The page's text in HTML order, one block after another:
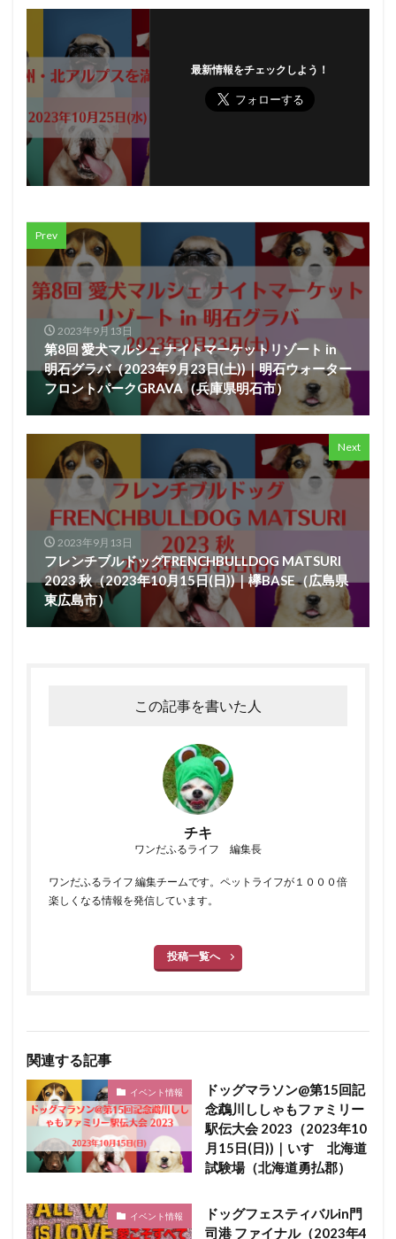
最新情報をチェックしよう！
Prev
2023年9月13日
第8回 愛犬マルシェ ナイトマーケットリゾート in
明石グラバ（2023年9月23日(土))｜明石ウォーター
フロントパークGRAVA（兵庫県明石市）
Next
2023年9月13日
フレンチブルドッグFRENCHBULLDOG MATSURI
2023 秋（2023年10月15日(日))｜欅BASE（広島県
東広島市）
この記事を書いた人
チキ
ワンだふるライフ 編集長
ワンだふるライフ 編集チームです。ペットライフが１０００倍
楽しくなる情報を発信しています。
投稿一覧へ
関連する記事
イベント情報
ドッグマラソン@第15回記
念鵡川ししゃもファミリー
駅伝大会 2023（2023年10
月15日(日))｜いすゞ北海道
試験場（北海道勇払郡）
イベント情報
ドッグフェスティバルin門
司港 ファイナル（2023年4